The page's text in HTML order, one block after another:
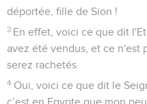
déportée, fille de Sion !
3 En effet, voici ce que dit
avez été vendus, et ce n'est
serez rachetés.
4 Oui, voici ce que dit le
c’est en Egypte que mon